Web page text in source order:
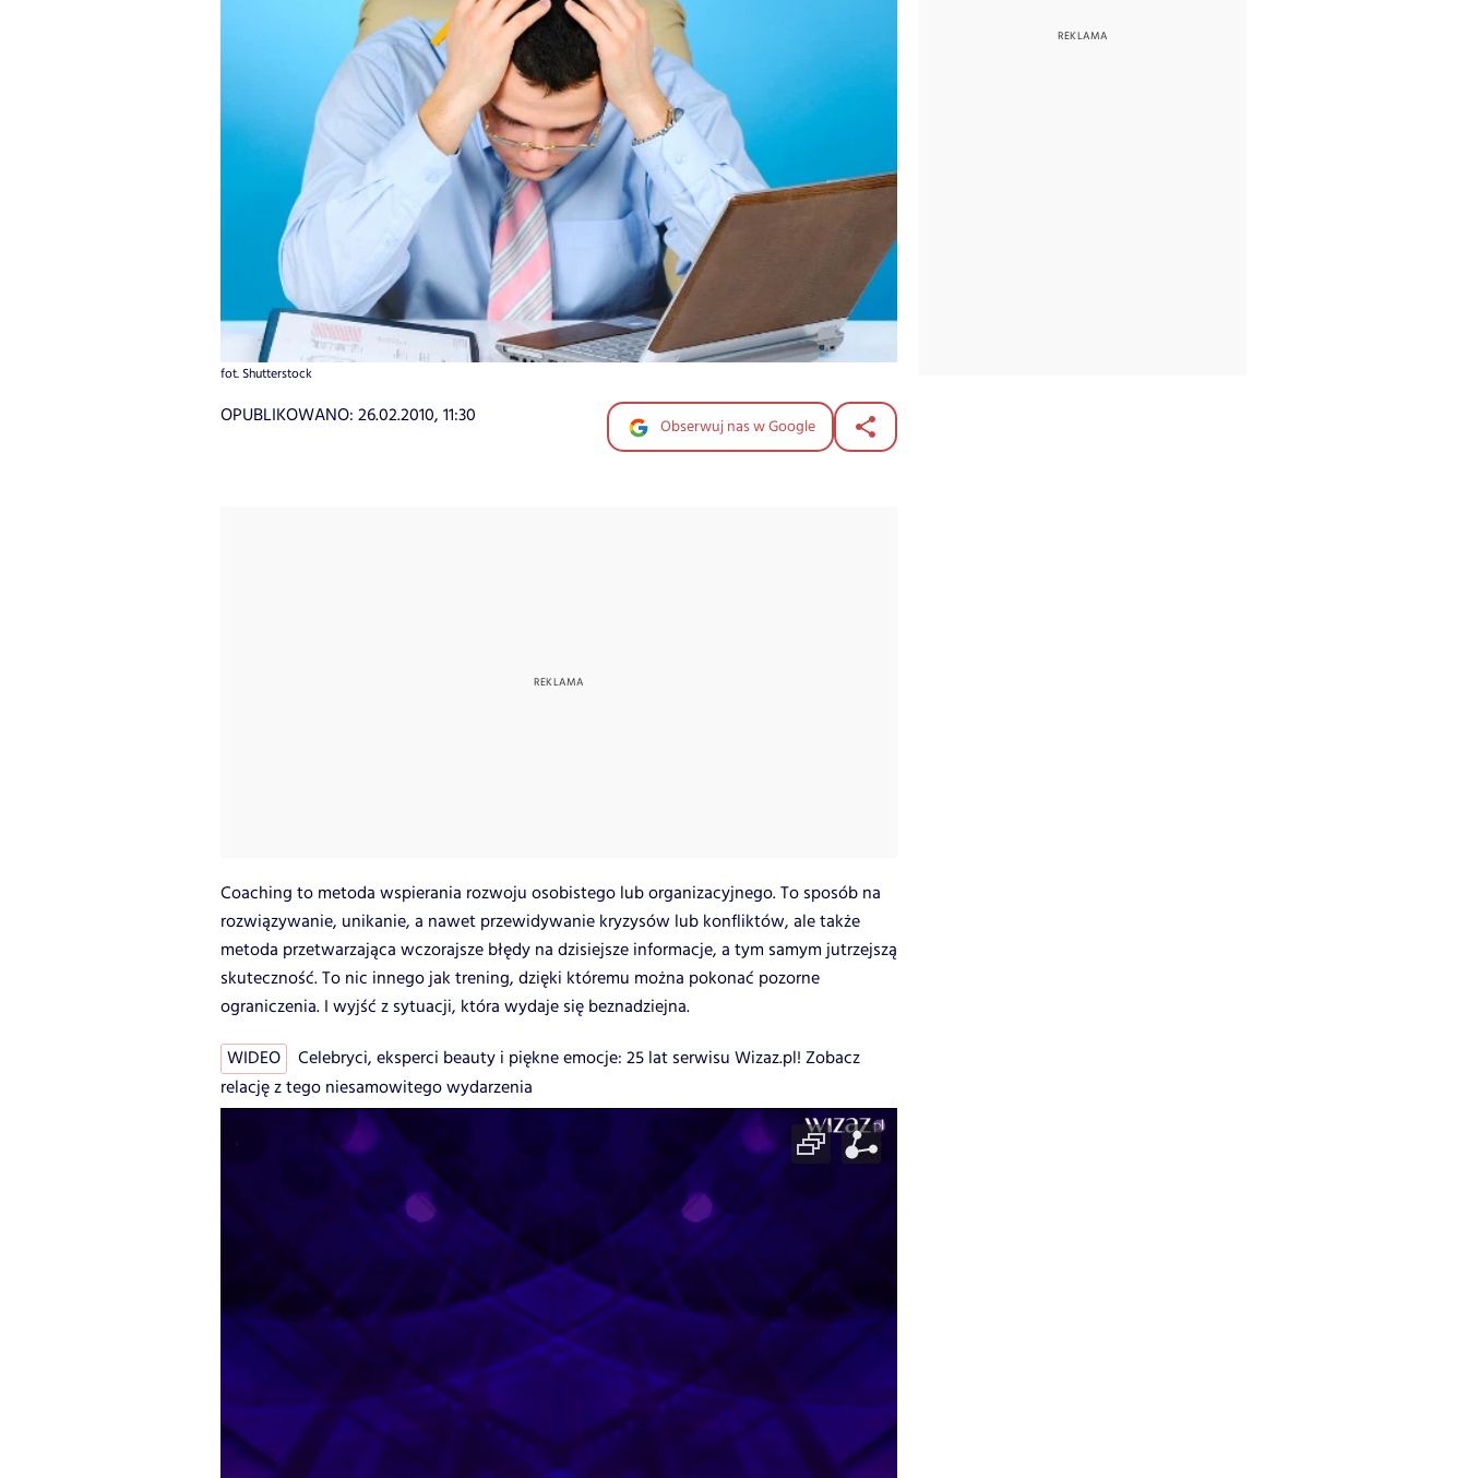
fot. Shutterstock
OPUBLIKOWANO: 26.02.2010, 11:30 Obserwuj nas w Google
Coaching to metoda wspierania rozwoju osobistego lub organizacyjnego. To sposób na
rozwiązywanie, unikanie, a nawet przewidywanie kryzysów lub konfliktów, ale także
metoda przetwarzająca wczorajsze błędy na dzisiejsze informacje, a tym samym jutrzejszą
skuteczność. To nic innego jak trening, dzięki któremu można pokonać pozorne
ograniczenia. I wyjść z sytuacji, która wydaje się beznadziejna.
WIDEO
Celebryci, eksperci beauty i piękne emocje: 25 lat serwisu Wizaz.pl! Zobacz
relację z tego niesamowitego wydarzenia